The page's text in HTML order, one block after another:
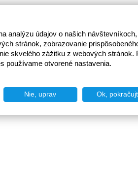
analýzu údajov o našich
stránok, zobrazovanie
skvelého zážitku z webových stránok.
používame otvorené nastavenia.
Nie, uprav Ok,